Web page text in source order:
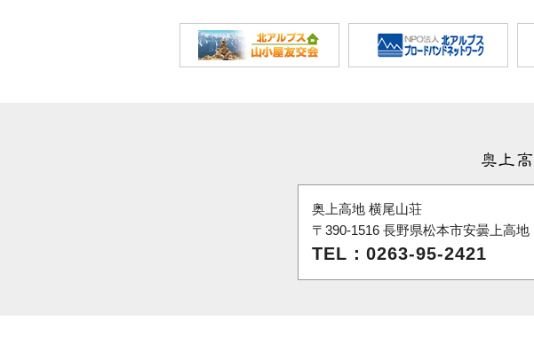
奥上高地 横尾山荘
〒390-1516 長野県松本市安曇上高地
TEL：0263-95-2421